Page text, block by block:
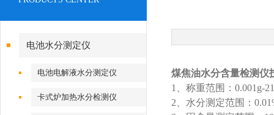
电池水分测定仪
电池电解液水分测定仪
卡式炉加热水分检测仪
煤焦油水分含量检测仪
1、称重范围：0.001g-
2、水分测定范围：